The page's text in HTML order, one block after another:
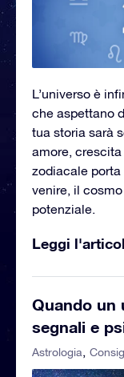
L’universo è
che aspettano
tua storia sarà
amore,
zodiacale porta
venire, il
potenziale.
Leggi
Quando un
segnali e
Astrologia